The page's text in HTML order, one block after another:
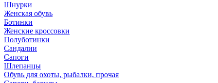
Шнурки
Женская обувь
Ботинки
Женские кроссовки
Полуботинки
Сандалии
Сапоги
Шлепанцы
Обувь для охоты, рыбалки, прочая